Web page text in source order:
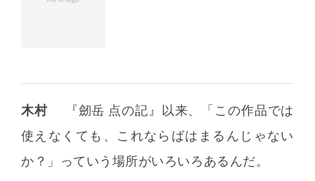
木村
『劒岳 点の記』以来、「この作品では
使えなくても、これならばはまるんじゃない
か？」っていう場所がいろいろあるんだ。